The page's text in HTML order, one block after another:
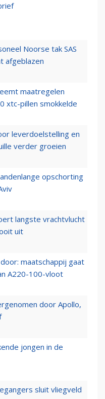
Noorse tak SAS
afgeblazen
maatregelen
xtc-pillen smokkelde
leverdoelstelling en
verder groeien
opschorting
langste vrachtvlucht
uit
maatschappij gaat
A220-100-vloot
door Apollo,
jongen in de
sluit vliegveld